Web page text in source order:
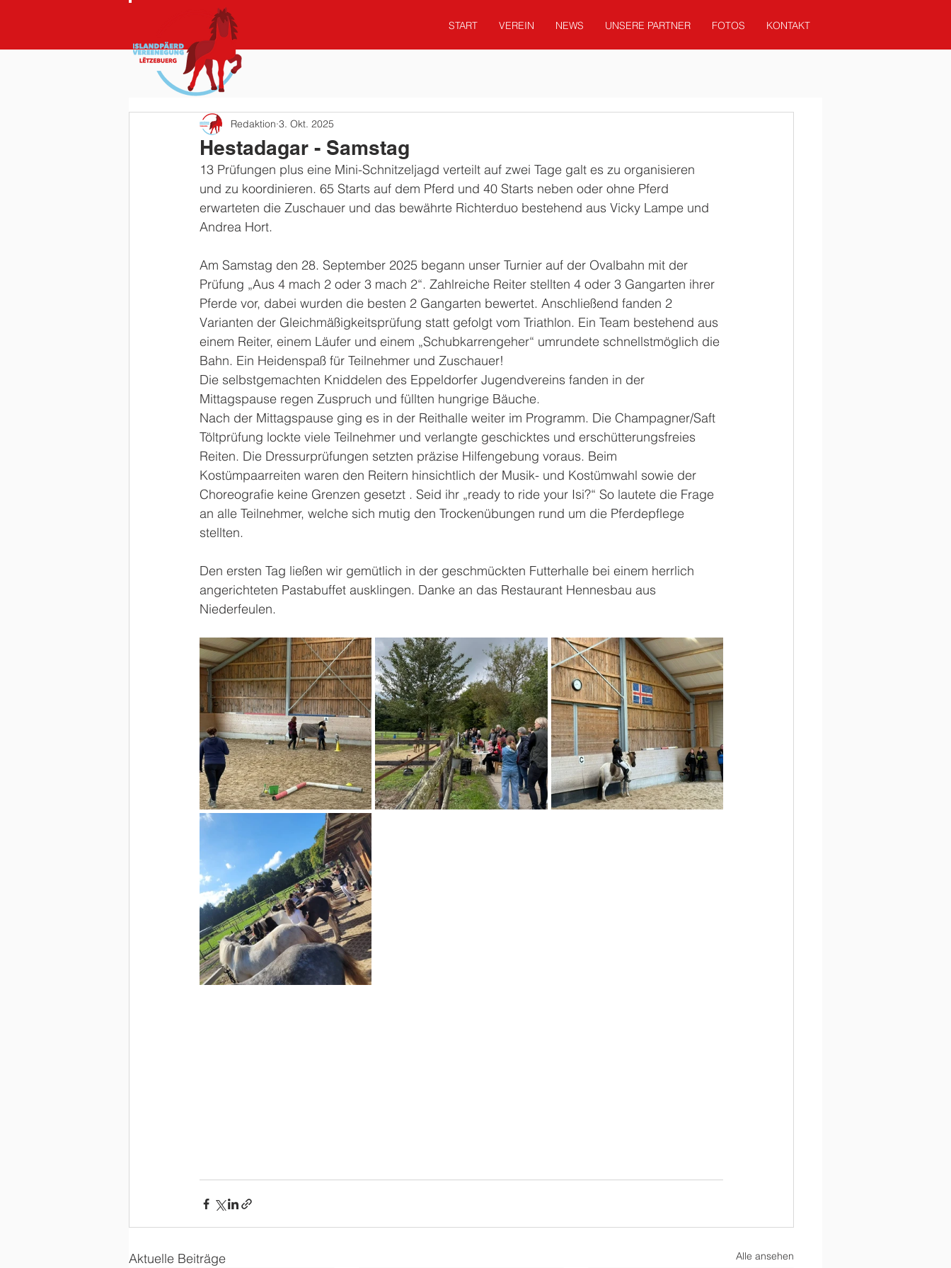
START VEREIN NEWS UNSERE PARTNER FOTOS KONTAKT
Hestadagar - Samstag
Redaktion 3. Okt. 2025
13 Prüfungen plus eine Mini-Schnitzeljagd verteilt auf zwei Tage galt es zu organisieren
und zu koordinieren. 65 Starts auf dem Pferd und 40 Starts neben oder ohne Pferd
erwarteten die Zuschauer und das bewährte Richterduo bestehend aus Vicky Lampe und
Andrea Hort.
Am Samstag den 28. September 2025 begann unser Turnier auf der Ovalbahn mit der
Prüfung „Aus 4 mach 2 oder 3 mach 2“. Zahlreiche Reiter stellten 4 oder 3 Gangarten ihrer
Pferde vor, dabei wurden die besten 2 Gangarten bewertet. Anschließend fanden 2
Varianten der Gleichmäßigkeitsprüfung statt gefolgt vom Triathlon. Ein Team bestehend aus
einem Reiter, einem Läufer und einem „Schubkarrengeher“ umrundete schnellstmöglich die
Bahn. Ein Heidenspaß für Teilnehmer und Zuschauer!
Die selbstgemachten Kniddelen des Eppeldorfer Jugendvereins fanden in der
Mittagspause regen Zuspruch und füllten hungrige Bäuche.
Nach der Mittagspause ging es in der Reithalle weiter im Programm. Die Champagner/Saft
Töltprüfung lockte viele Teilnehmer und verlangte geschicktes und erschütterungsfreies
Reiten. Die Dressurprüfungen setzten präzise Hilfengebung voraus. Beim
Kostümpaarreiten waren den Reitern hinsichtlich der Musik- und Kostümwahl sowie der
Choreografie keine Grenzen gesetzt . Seid ihr „ready to ride your Isi?“ So lautete die Frage
an alle Teilnehmer, welche sich mutig den Trockenübungen rund um die Pferdepflege
stellten.
Den ersten Tag ließen wir gemütlich in der geschmückten Futterhalle bei einem herrlich
angerichteten Pastabuffet ausklingen. Danke an das Restaurant Hennesbau aus
Niederfeulen.
Aktuelle Beiträge Alle ansehen